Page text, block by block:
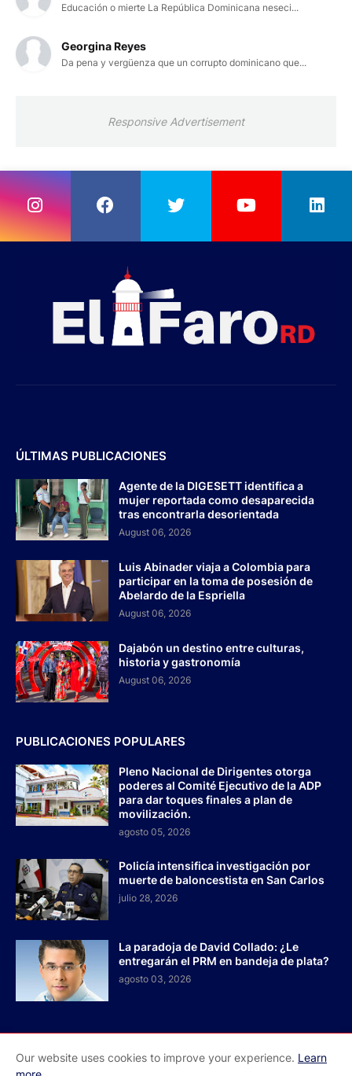
Educación o mierte La República Dominicana neseci...
Georgina Reyes
Da pena y vergüenza que un corrupto dominicano que...
Responsive Advertisement
ÚLTIMAS PUBLICACIONES
Agente de la DIGESETT identifica a
mujer reportada como desaparecida
tras encontrarla desorientada
August 06, 2026
Luis Abinader viaja a Colombia para
participar en la toma de posesión de
Abelardo de la Espriella
August 06, 2026
Dajabón un destino entre culturas,
historia y gastronomía
August 06, 2026
PUBLICACIONES POPULARES
Pleno Nacional de Dirigentes otorga
poderes al Comité Ejecutivo de la ADP
para dar toques finales a plan de
movilización.
agosto 05, 2026
Policía intensifica investigación por
muerte de baloncestista en San Carlos
julio 28, 2026
La paradoja de David Collado: ¿Le
entregarán el PRM en bandeja de plata?
agosto 03, 2026
Inicio Acerca de Nosotros
Contactos
Our website uses cookies to improve your experience. Learn